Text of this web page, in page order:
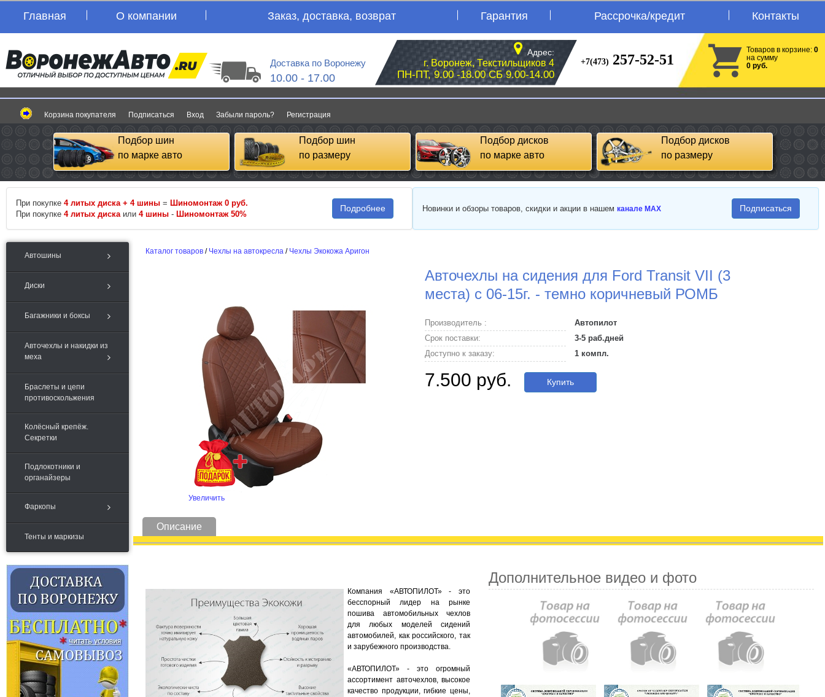
Главная О компании Заказ, доставка, возврат Гарантия Рассрочка/кредит Контакты
Доставка по Воронежу
10.00 - 17.00
Адрес:
г. Воронеж, Текстильщиков 4
ПН-ПТ, 9.00 -18.00 СБ 9.00-14.00
+7(473) 257-52-51
Товаров в корзине: 0
на сумму
0 руб.
Корзина покупателя Подписаться Вход Забыли пароль? Регистрация
Подбор шин
по марке авто
Подбор шин
по размеру
Подбор дисков
по марке авто
Подбор дисков
по размеру
При покупке 4 литых диска + 4 шины = Шиномонтаж 0 руб.
При покупке 4 литых диска или 4 шины - Шиномонтаж 50%
Подробнее Новинки и обзоры товаров, скидки и акции в нашем канале MAX Подписаться
Автошины
Диски
Багажники и боксы
Авточехлы и накидки из
меха
Браслеты и цепи
противоскольжения
Колёсный крепёж.
Секретки
Подлокотники и
органайзеры
Фаркопы
Тенты и маркизы
Каталог товаров / Чехлы на автокресла / Чехлы Экокожа Аригон
Авточехлы на сидения для Ford Transit VII (3
места) с 06-15г. - темно коричневый РОМБ
Увеличить
Производитель :
Автопилот
Срок поставки:
3-5 раб.дней
Доступно к заказу:
1 компл.
7.500 руб. Купить
Описание
Компания «АВТОПИЛОТ» - это
бесспорный лидер на рынке
пошива автомобильных чехлов
для любых моделей сидений
автомобилей, как российского, так
и зарубежного производства.
«АВТОПИЛОТ» - это огромный
ассортимент авточехлов, высокое
качество продукции, гибкие цены,
Дополнительное видео и фото